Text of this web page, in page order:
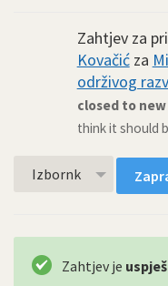
Zahtjev za
Kovačićza
održivog
closed to
think it should
Izbornk
Zahtjev je